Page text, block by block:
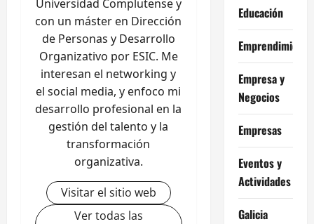
Universidad Complutense y
con un máster en Dirección
de Personas y Desarrollo
Organizativo por ESIC. Me
interesan el networking y
el social media, y enfoco mi
desarrollo profesional en la
gestión del talento y la
transformación
organizativa.
Visitar el sitio web
Ver todas las
Educación
Emprendimiento
Empresa y
Negocios
Empresas
Eventos y
Actividades
Galicia